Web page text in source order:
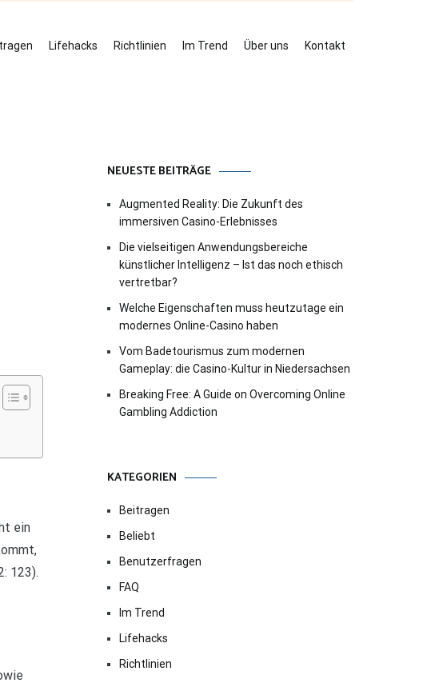
Lifehacks Richtlinien Im Trend Über uns Kontakt
ein
123).
NEUESTE BEITRÄGE
Augmented Reality: Die Zukunft des
immersiven Casino-Erlebnisses
Die vielseitigen Anwendungsbereiche
künstlicher Intelligenz – Ist das noch ethisch
vertretbar?
Welche Eigenschaften muss heutzutage ein
modernes Online-Casino haben
Vom Badetourismus zum modernen
Gameplay: die Casino-Kultur in Niedersachsen
Breaking Free: A Guide on Overcoming Online
Gambling Addiction
KATEGORIEN
Beitragen
Beliebt
Benutzerfragen
FAQ
Im Trend
Lifehacks
Richtlinien